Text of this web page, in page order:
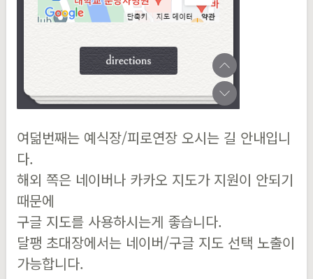
여덞번째는 예식장/피로연장 오시는 길 안내입니
다.
해외 쪽은 네이버나 카카오 지도가 지원이 안되기
때문에
구글 지도를 사용하시는게 좋습니다.
달팽 초대장에서는 네이버/구글 지도 선택 노출이
가능합니다.